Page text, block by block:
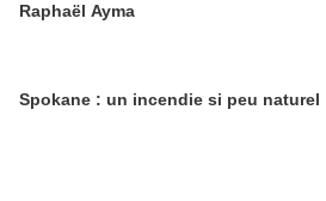
Raphaël Ayma
Spokane : un incendie si peu naturel